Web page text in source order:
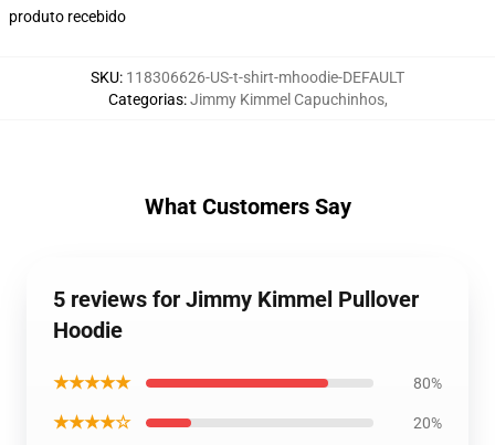
produto recebido
SKU: 118306626-US-t-shirt-mhoodie-DEFAULT
Categorias:Jimmy Kimmel Capuchinhos,
What Customers Say
5 reviews for Jimmy Kimmel Pullover
Hoodie
★★★★★ 80%
★★★★☆ 20%